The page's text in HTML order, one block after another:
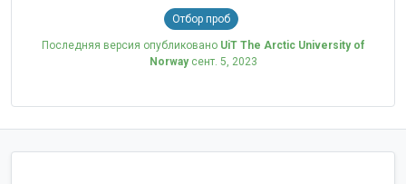
Отбор проб
Последняя версия опубликовано UiT The Arctic University of
Norway сент. 5, 2023